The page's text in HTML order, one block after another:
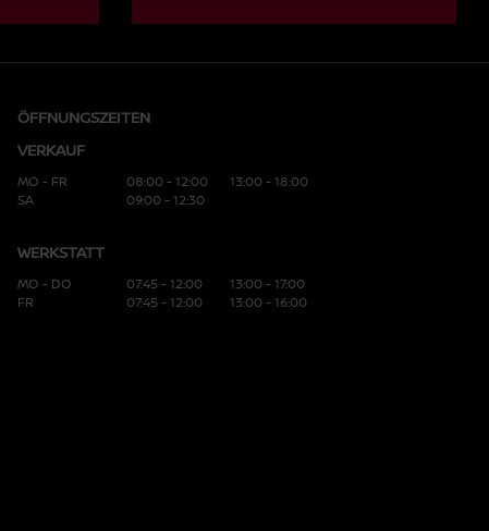
ÖFFNUNGSZEITEN
VERKAUF
MO - FR 08:00 - 12:00
13:00 - 18:00
SA
09:00 - 12:30
WERKSTATT
MO - DO 07:45 - 12:00
13:00 - 17:00
FR
07:45 - 12:00 13:00 - 16:00